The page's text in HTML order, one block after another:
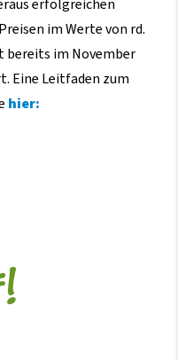
erfolgreichen
im Werte von rd.
bereits im November
Eine Leitfaden zum
hier: